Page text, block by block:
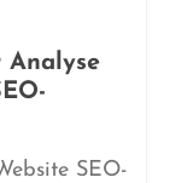
Analyse
SEO-